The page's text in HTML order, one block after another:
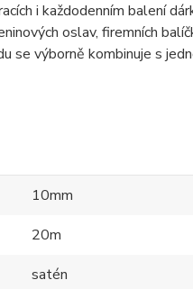
i každodenním balení
oslav, firemních
se výborně kombinuje s
10mm
20m
satén